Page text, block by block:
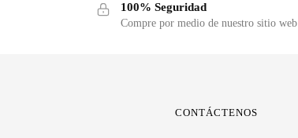
100% Seguridad
Compre por medio de nuestro sitio web
CONTÁCTENOS